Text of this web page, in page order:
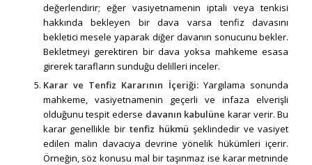
değerlendirir; eğer vasiyetnamenin iptali veya tenkisi
hakkında bekleyen bir dava varsa tenfiz davasını
bekletici mesele yaparak diğer davanın sonucunu bekler.
Bekletmeyi gerektiren bir dava yoksa mahkeme esasa
girerek tarafların sunduğu delilleri inceler.
Karar ve Tenfiz Kararının İçeriği:Yargılama sonunda
mahkeme, vasiyetnamenin geçerli ve infaza elverişli
olduğunu tespit ederse davanın kabulüne karar verir. Bu
karar genellikle birtenfiz hükmü şeklindedir ve vasiyet
edilen malın davacıya devrine yönelik hükümleri içerir.
Örneğin, söz konusu mal bir taşınmaz ise karar metninde